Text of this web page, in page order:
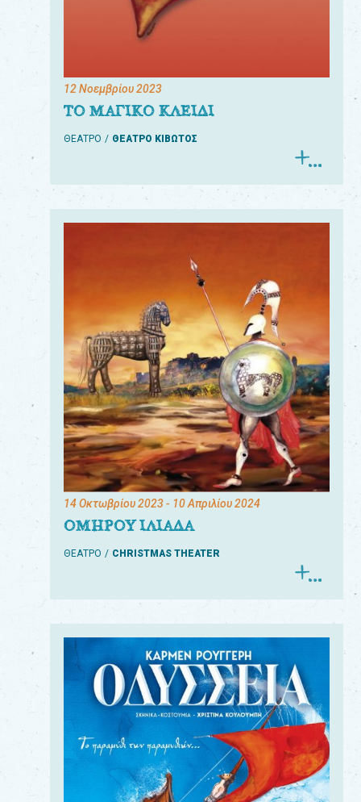
12 Νοεμβρίου 2023
ΤΟ ΜΑΓΙΚΟ ΚΛΕΙΔΙ
ΘΕΑΤΡΟ ΘΕΑΤΡΟ ΚΙΒΩΤΟΣ
14 Οκτωβρίου 2023- 10 Απριλίου 2024
ΟΜΗΡΟΥ ΙΛΙΑΔΑ
ΘΕΑΤΡΟ CHRISTMAS THEATER